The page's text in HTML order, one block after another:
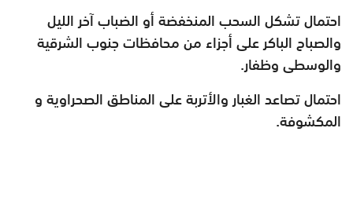
احتمال تشكل السحب المنخفضة أو الضباب آخر الليل
والصباح الباكر على أجزاء من محافظات جنوب الشرقية
والوسطى وظفار.
احتمال تصاعد الغبار والأتربة على المناطق الصحراوية و
المكشوفة.